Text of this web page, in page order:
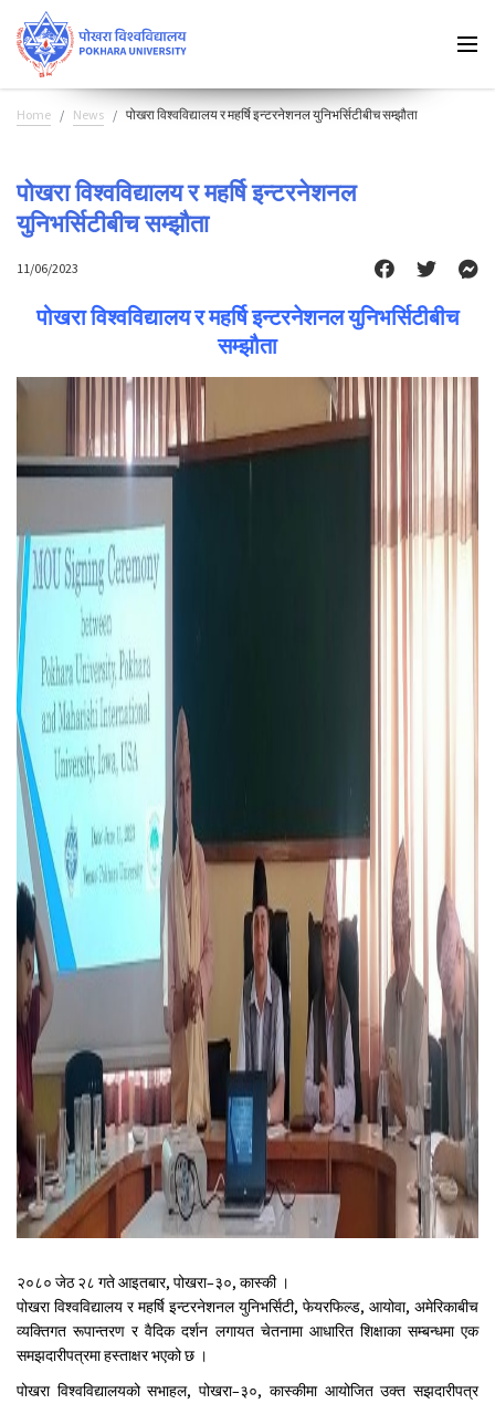
Home News पोखरा विश्वविद्यालय र महर्षि इन्टरनेशनल युनिभर्सिटीबीच सम्झौता
पोखरा विश्वविद्यालय र महर्षि इन्टरनेशनल
युनिभर्सिटीबीच सम्झौता
11/06/2023
पोखरा विश्वविद्यालय र महर्षि इन्टरनेशनल युनिभर्सिटीबीच
सम्झौता
२०८० जेठ २८ गते आइतबार, पोखरा–३०, कास्की ।
पोखरा विश्वविद्यालय र महर्षि इन्टरनेशनल युनिभर्सिटी, फेयरफिल्ड, आयोवा, अमेरिकाबीच
व्यक्तिगत रूपान्तरण र वैदिक दर्शन लगायत चेतनामा आधारित शिक्षाका सम्बन्धमा एक
समझदारीपत्रमा हस्ताक्षर भएको छ ।
पोखरा विश्वविद्यालयको सभाहल, पोखरा–३०, कास्कीमा आयोजित उक्त सझदारीपत्र